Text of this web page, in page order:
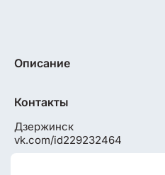
Описание
Контакты
Дзержинск
vk.com/id229232464